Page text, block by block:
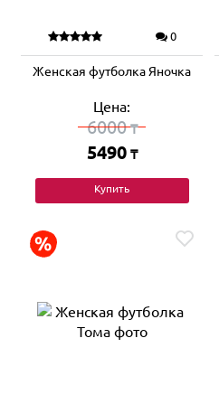
0
Женская футболка Яночка
Цена:
6000₸
5490 ₸
Купить